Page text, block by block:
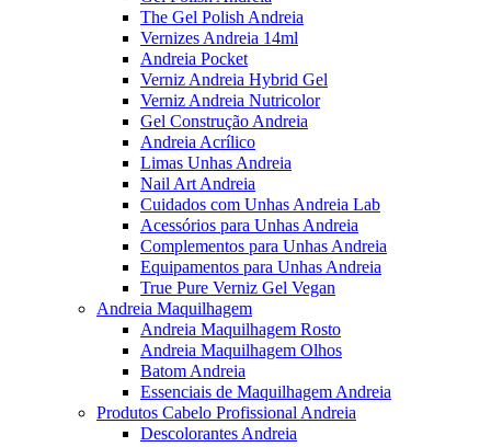
The Gel Polish Andreia
Vernizes Andreia 14ml
Andreia Pocket
Verniz Andreia Hybrid Gel
Verniz Andreia Nutricolor
Gel Construção Andreia
Andreia Acrílico
Limas Unhas Andreia
Nail Art Andreia
Cuidados com Unhas Andreia Lab
Acessórios para Unhas Andreia
Complementos para Unhas Andreia
Equipamentos para Unhas Andreia
True Pure Verniz Gel Vegan
Andreia Maquilhagem
Andreia Maquilhagem Rosto
Andreia Maquilhagem Olhos
Batom Andreia
Essenciais de Maquilhagem Andreia
Produtos Cabelo Profissional Andreia
Descolorantes Andreia